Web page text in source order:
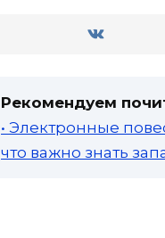
Рекомендуем
• Электронные
что важно знать